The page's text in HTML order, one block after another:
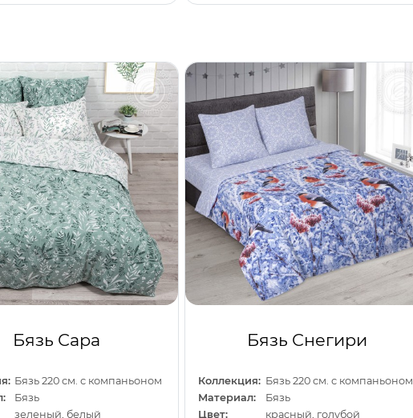
Бязь Сара
Бязь 220 см. с компаньоном
Бязь
зеленый, белый
Бязь Снегири
Коллекция: Бязь 220 см. с компаньоном
Материал:
Бязь
Цвет:
красный, голубой